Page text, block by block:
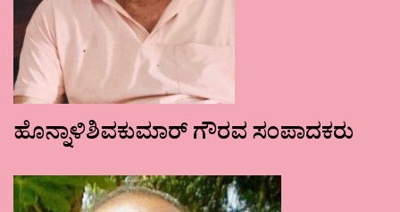
ಹೊನ್ನಾಳಿಶಿವಕುಮಾರ್ ಗೌರವ ಸಂಪಾದಕರು